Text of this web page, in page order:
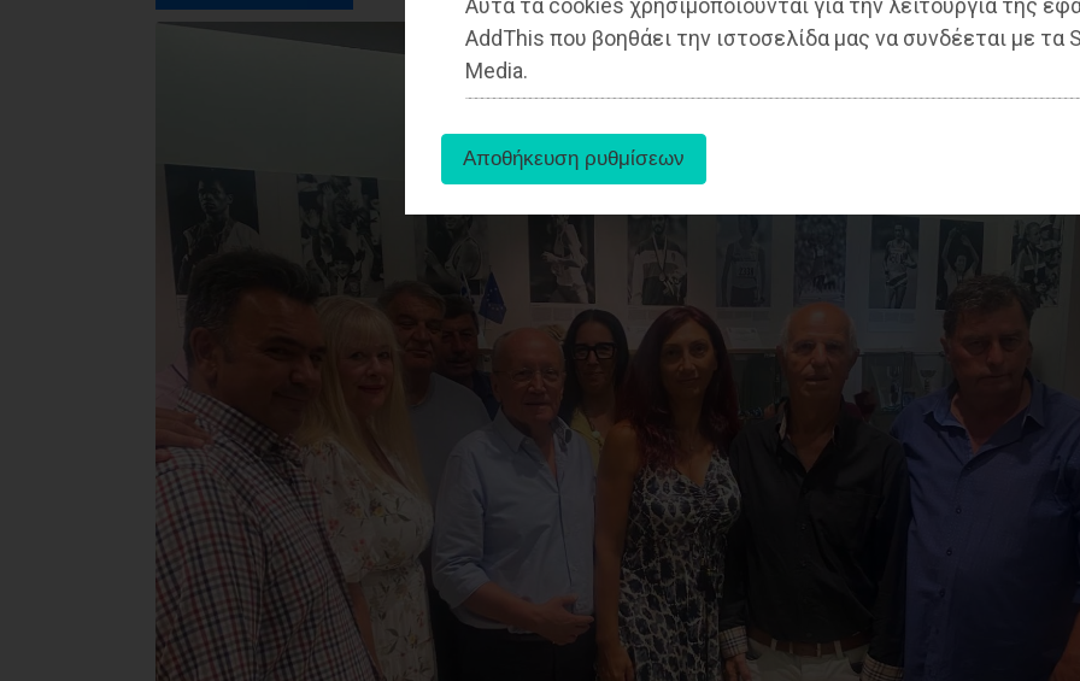
Αυτά τα cookies χρησιμοποιούνται για την λειτουργία της
AddThis που βοηθάει την ιστοσελίδα μας να συνδέεται με τα
Media.